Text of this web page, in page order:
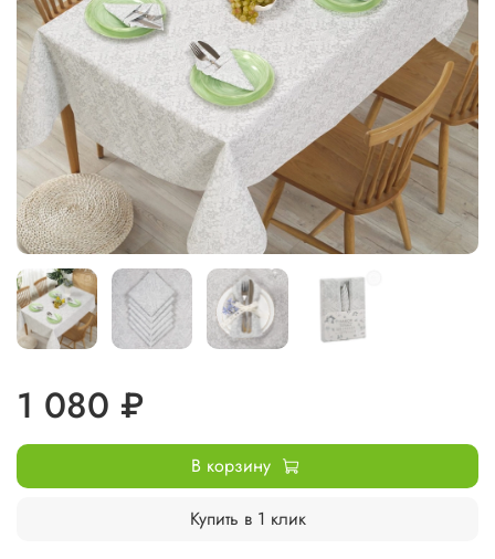
1 080 ₽
В корзину
Купить в 1 клик